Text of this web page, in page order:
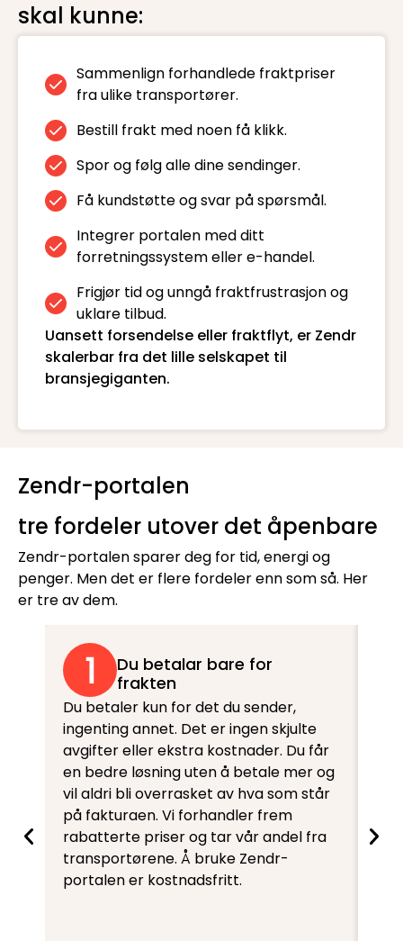
skal kunne:
Sammenlign forhandlede fraktpriser
fra ulike transportører.
Bestill frakt med noen få klikk.
Spor og følg alle dine sendinger.
Få kundstøtte og svar på spørsmål.
Integrer portalen med ditt
forretningssystem eller e-handel.
Frigjør tid og unngå fraktfrustrasjon og
uklare tilbud.
Uansett forsendelse eller fraktflyt, er Zendr
skalerbar fra det lille selskapet til
bransjegiganten.
Zendr-portalen
tre fordeler utover det åpenbare
Zendr-portalen sparer deg for tid, energi og
penger. Men det er flere fordeler enn som så. Her
er tre av dem.
Du betalar bare for
frakten
Du betaler kun for det du sender,
ingenting annet. Det er ingen skjulte
avgifter eller ekstra kostnader. Du får
en bedre løsning uten å betale mer og
vil aldri bli overrasket av hva som står
på fakturaen. Vi forhandler frem
rabatterte priser og tar vår andel fra
transportørene. Å bruke Zendr-
portalen er kostnadsfritt.